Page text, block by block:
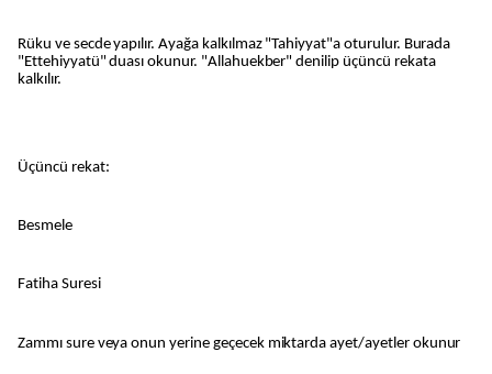
Rüku ve secde yapılır. Ayağa kalkılmaz "Tahiyyat"a oturulur. Burada
"Ettehiyyatü" duası okunur. "Allahuekber" denilip üçüncü rekata
kalkılır.
Üçüncü rekat:
Besmele
Fatiha Suresi
Zammı sure veya onun yerine geçecek miktarda ayet/ayetler okunur